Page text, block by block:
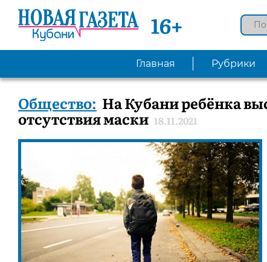
16+
Главная Рубрики
Общество: На Кубани ребёнка
отсутствия маски 18.11.2021